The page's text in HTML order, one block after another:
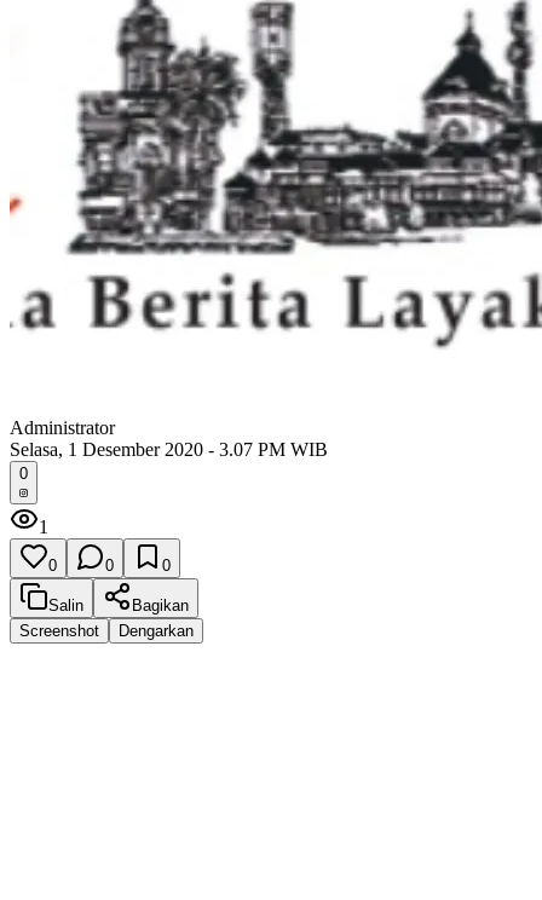
Administrator
Selasa, 1 Desember 2020 - 3.07 PM WIB
0
1
0 0 0
Salin
Bagikan
Screenshot
Dengarkan